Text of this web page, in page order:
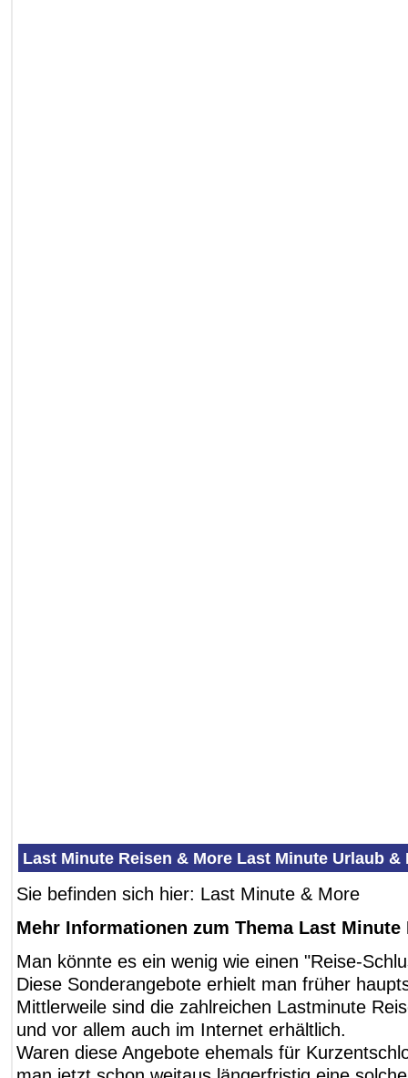
Last Minute Reisen & More Last Minute Urlaub &
Sie befinden sich hier: Last Minute & More
Mehr Informationen zum Thema Last Minute
Man könnte es ein wenig wie einen "Reise-
Diese Sonderangebote erhielt man früher
Mittlerweile sind die zahlreichen Lastminute
und vor allem auch im Internet erhältlich.
Waren diese Angebote ehemals für